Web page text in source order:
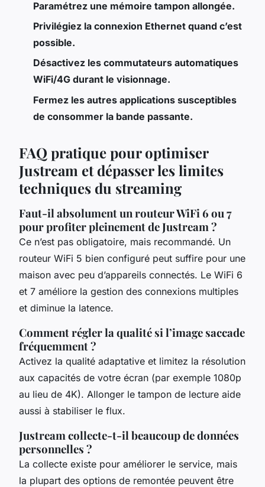
Paramétrez une mémoire tampon allongée.
Privilégiez la connexion Ethernet quand c’est
possible.
Désactivez les commutateurs automatiques
WiFi/4G durant le visionnage.
Fermez les autres applications susceptibles
de consommer la bande passante.
FAQ pratique pour optimiser
Justream et dépasser les limites
techniques du streaming
Faut-il absolument un routeur WiFi 6 ou 7
pour profiter pleinement de Justream ?
Ce n’est pas obligatoire, mais recommandé. Un
routeur WiFi 5 bien configuré peut suffire pour une
maison avec peu d’appareils connectés. Le WiFi 6
et 7 améliore la gestion des connexions multiples
et diminue la latence.
Comment régler la qualité si l’image saccade
fréquemment ?
Activez la qualité adaptative et limitez la résolution
aux capacités de votre écran (par exemple 1080p
au lieu de 4K). Allonger le tampon de lecture aide
aussi à stabiliser le flux.
Justream collecte-t-il beaucoup de données
personnelles ?
La collecte existe pour améliorer le service, mais
la plupart des options de remontée peuvent être